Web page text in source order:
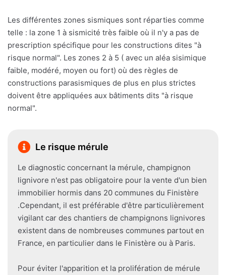
Les différentes zones sismiques sont réparties comme
telle : la zone 1 à sismicité très faible où il n'y a pas de
prescription spécifique pour les constructions dites "à
risque normal". Les zones 2 à 5 ( avec un aléa sisimique
faible, modéré, moyen ou fort) où des règles de
constructions parasismiques de plus en plus strictes
doivent être appliquées aux bâtiments dits "à risque
normal".
Le risque mérule
Le diagnostic concernant la mérule, champignon
lignivore n'est pas obligatoire pour la vente d'un bien
immobilier hormis dans 20 communes du Finistère
.Cependant, il est préférable d'être particulièrement
vigilant car des chantiers de champignons lignivores
existent dans de nombreuses communes partout en
France, en particulier dans le Finistère ou à Paris.
Pour éviter l'apparition et la prolifération de mérule